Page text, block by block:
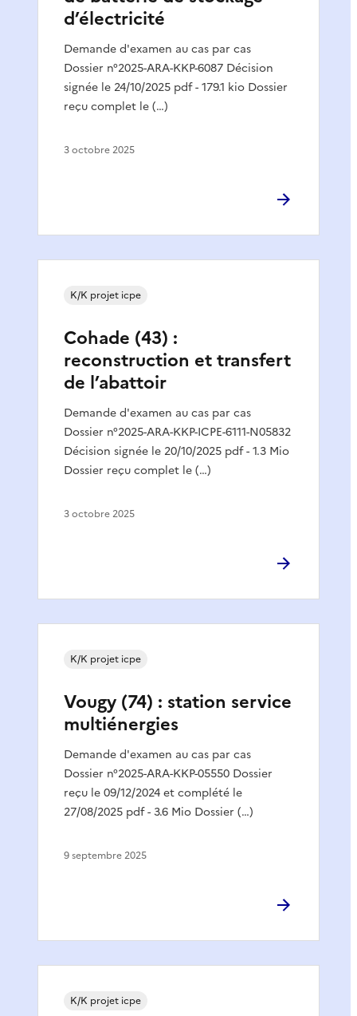
d’électricité
Demande d'examen au cas par cas
Dossier n°2025-ARA-KKP-6087 Décision
signée le 24/10/2025 pdf - 179.1 kio Dossier
reçu complet le (…)
3 octobre 2025
Cohade (43) :
reconstruction et transfert
de l’abattoir
Demande d'examen au cas par cas
Dossier n°2025-ARA-KKP-ICPE-6111-N05832
Décision signée le 20/10/2025 pdf - 1.3 Mio
Dossier reçu complet le (…)
K/K projet icpe
3 octobre 2025
Vougy (74) : station service
multiénergies
Demande d'examen au cas par cas
Dossier n°2025-ARA-KKP-05550 Dossier
reçu le 09/12/2024 et complété le
27/08/2025 pdf - 3.6 Mio Dossier (…)
K/K projet icpe
9 septembre 2025
K/K projet icpe